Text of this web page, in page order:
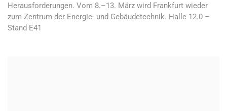
Herausforderungen. Vom 8.–13. März wird Frankfurt wieder
zum Zentrum der Energie- und Gebäudetechnik. Halle 12.0 –
Stand E41